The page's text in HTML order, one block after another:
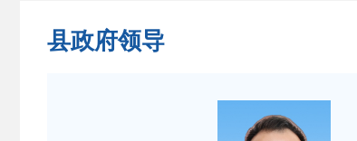
县政府领导